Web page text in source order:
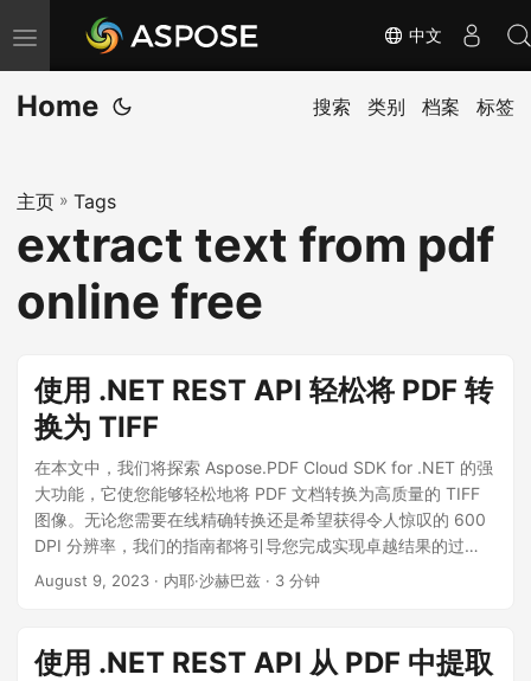
切
换
导
中文
Home 搜索 类别 档案 标签
主页 » Tags
extract text from pdf
online free
使用 .NET REST API 轻松将 PDF 转
换为 TIFF
在本文中，我们将探索 Aspose.PDF Cloud SDK for .NET 的强
大功能，它使您能够轻松地将 PDF 文档转换为高质量的 TIFF
图像。无论您需要在线精确转换还是希望获得令人惊叹的 600
DPI 分辨率，我们的指南都将引导您完成实现卓越结果的过
程。
August 9, 2023 · 内耶·沙赫巴兹 · 3 分钟
使用 .NET REST API 从 PDF 中提取